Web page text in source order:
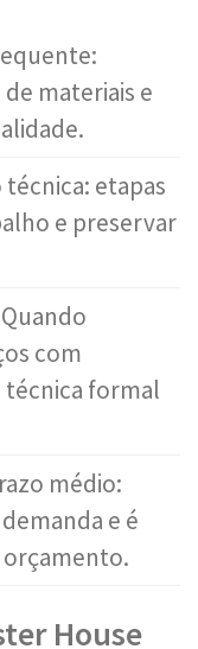
materiais e
técnica: etapas
e preservar
Quando
com
técnica formal
médio:
e é
House